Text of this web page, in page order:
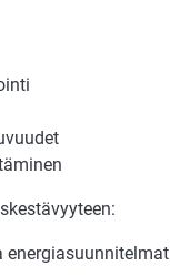
energiasuunnitelmat